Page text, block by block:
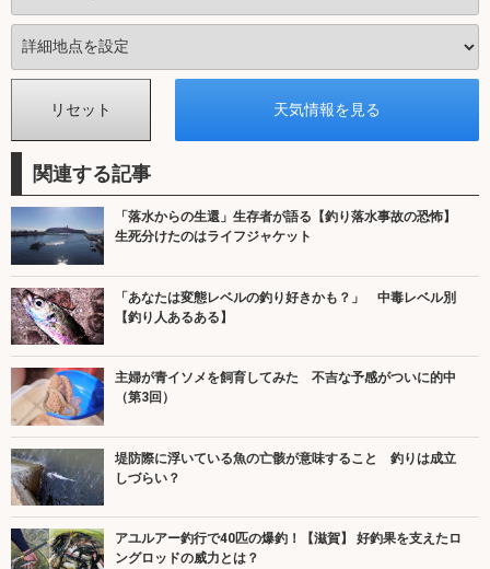
関連する記事
「落水からの生還」生存者が語る【釣り落水事故の恐怖】
生死分けたのはライフジャケット
「あなたは変態レベルの釣り好きかも？」 中毒レベル別
【釣り人あるある】
主婦が青イソメを飼育してみた 不吉な予感がついに的中
（第3回）
堤防際に浮いている魚の亡骸が意味すること 釣りは成立
しづらい？
アユルアー釣行で40匹の爆釣！【滋賀】 好釣果を支えたロ
ングロッドの威力とは？